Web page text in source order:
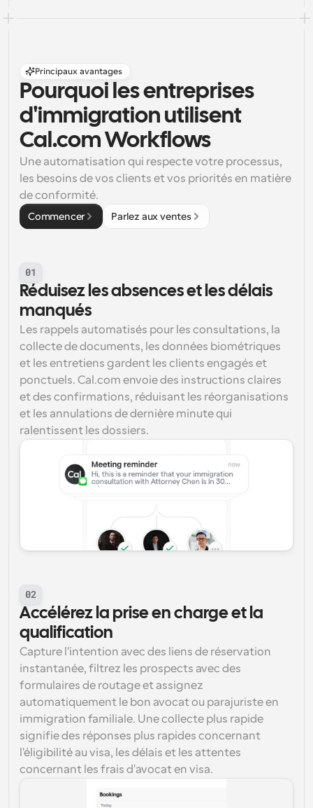
Principaux avantages
Pourquoi les entreprises
d'immigration utilisent
Cal.com Workflows
Une automatisation qui respecte votre processus,
les besoins de vos clients et vos priorités en matière
de conformité.
Commencer Parlez aux ventes
01
Réduisez les absences et les délais
manqués
Les rappels automatisés pour les consultations, la
collecte de documents, les données biométriques
et les entretiens gardent les clients engagés et
ponctuels. Cal.com envoie des instructions claires
et des confirmations, réduisant les réorganisations
et les annulations de dernière minute qui
ralentissent les dossiers.
02
Accélérez la prise en charge et la
qualification
Capture l'intention avec des liens de réservation
instantanée, filtrez les prospects avec des
formulaires de routage et assignez
automatiquement le bon avocat ou parajuriste en
immigration familiale. Une collecte plus rapide
signifie des réponses plus rapides concernant
l'éligibilité au visa, les délais et les attentes
concernant les frais d'avocat en visa.